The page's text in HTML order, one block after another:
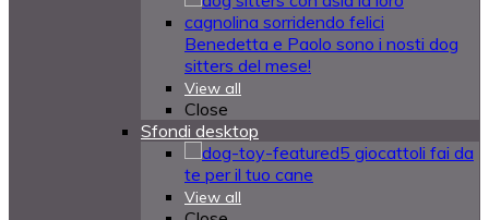
Benedetta e Paolo sono i nosti dog
sitters del mese!
View all
Close
Sfondi desktop
5 giocattoli fai da
te per il tuo cane
View all